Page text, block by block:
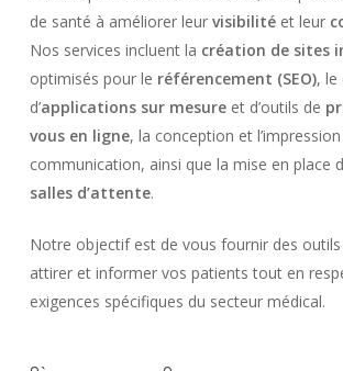
de santé à améliorer leur visibilitéet leur
Nos services incluent la création de sites
optimisés pour le référencement (SEO), le
d’applications sur mesureet d’outils de
vous en ligne, la conception et
communication, ainsi que la mise en place
salles d’attente.
Notre objectif est de vous fournir des
attirer et informer vos patients tout en
exigences spécifiques du secteur médical.